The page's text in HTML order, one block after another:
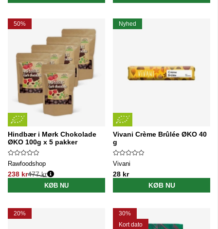
50%
Hindbær i Mørk Chokolade
ØKO 100g x 5 pakker
Rawfoodshop
238 kr
Normalpris:
477 kr
KØB NU
Nyhed
Vivani Crème Brûlée ØKO 40
g
Vivani
28 kr
KØB NU
20%
30%
Kort dato